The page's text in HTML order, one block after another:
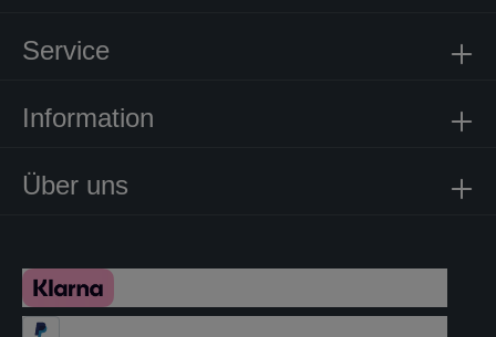
Über uns
Service
Information